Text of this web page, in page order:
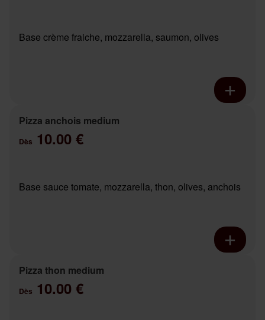
Base crème fraiche, mozzarella, saumon, olives
Pizza anchois medium
Dès 10.00 €
Base sauce tomate, mozzarella, thon, olives, anchois
Pizza thon medium
Dès 10.00 €